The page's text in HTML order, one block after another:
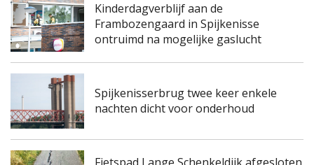
Kinderdagverblijf aan de
Frambozengaard in Spijkenisse
ontruimd na mogelijke gaslucht
Spijkenisserbrug twee keer enkele
nachten dicht voor onderhoud
Fietspad Lange Schenkeldijk afgesloten